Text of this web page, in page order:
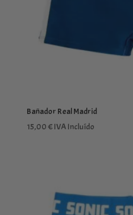
Bañador Real Madrid
15,00€IVA Incluído